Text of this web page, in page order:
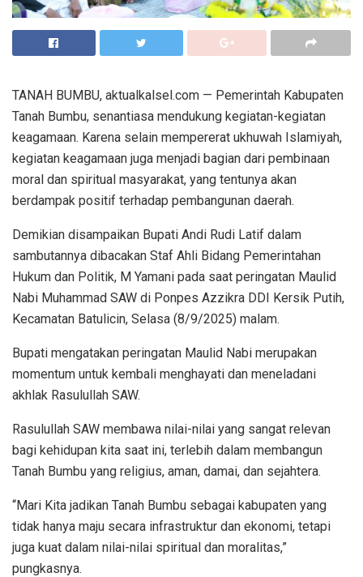
TANAH BUMBU, aktualkalsel.com — Pemerintah Kabupaten
Tanah Bumbu, senantiasa mendukung kegiatan-kegiatan
keagamaan. Karena selain mempererat ukhuwah Islamiyah,
kegiatan keagamaan juga menjadi bagian dari pembinaan
moral dan spiritual masyarakat, yang tentunya akan
berdampak positif terhadap pembangunan daerah.
Demikian disampaikan Bupati Andi Rudi Latif dalam
sambutannya dibacakan Staf Ahli Bidang Pemerintahan
Hukum dan Politik, M Yamani pada saat peringatan Maulid
Nabi Muhammad SAW di Ponpes Azzikra DDI Kersik Putih,
Kecamatan Batulicin, Selasa (8/9/2025) malam.
Bupati mengatakan peringatan Maulid Nabi merupakan
momentum untuk kembali menghayati dan meneladani
akhlak Rasulullah SAW.
Rasulullah SAW membawa nilai-nilai yang sangat relevan
bagi kehidupan kita saat ini, terlebih dalam membangun
Tanah Bumbu yang religius, aman, damai, dan sejahtera.
“Mari Kita jadikan Tanah Bumbu sebagai kabupaten yang
tidak hanya maju secara infrastruktur dan ekonomi, tetapi
juga kuat dalam nilai-nilai spiritual dan moralitas,”
pungkasnya.